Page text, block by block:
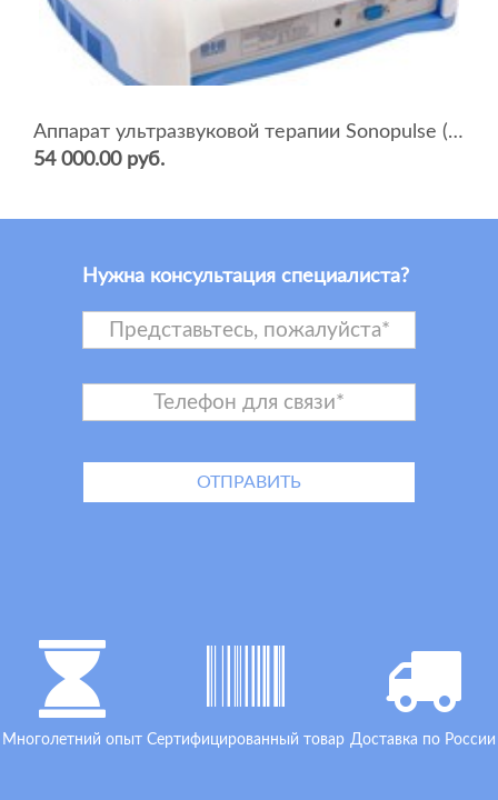
Аппарат ультразвуковой терапии Sonopulse (мультичастотный 1 и 3 Мгц)
54 000.00 руб.
Нужна консультация специалиста?
Многолетний опыт Сертифицированный товар Доставка по России